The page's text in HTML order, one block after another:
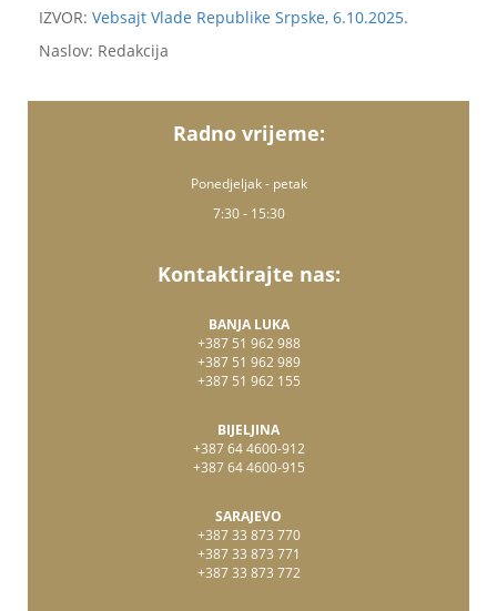
IZVOR: Vebsajt Vlade Republike Srpske, 6.10.2025.
Naslov: Redakcija
Radno vrijeme:
Ponedjeljak - petak
7:30 - 15:30
Kontaktirajte nas:
BANJA LUKA
+387 51 962 988
+387 51 962 989
+387 51 962 155
BIJELJINA
+387 64 4600-912
+387 64 4600-915
SARAJEVO
+387 33 873 770
+387 33 873 771
+387 33 873 772